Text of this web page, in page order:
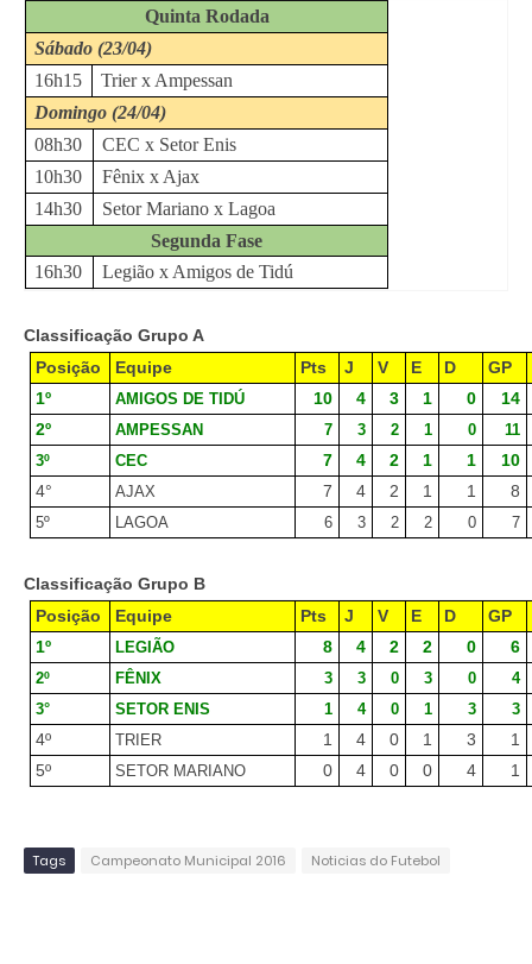
Quinta Rodada
Sábado (23/04)
16h15
Trier x Ampessan
Domingo (24/04)
08h30
CEC x Setor Enis
10h30
Fênix x Ajax
14h30
Setor Mariano x Lagoa
Segunda Fase
16h30
Legião x Amigos de Tidú
Classificação Grupo A
Posição
Equipe Pts J V E D
GP
1º
AMIGOS DE TIDÚ 10 4 3 1 0
14
2º
AMPESSAN 7 3 2 1 0
11
3º
CEC 7 4 2 1 1
10
4°
AJAX 7 4 2 1 1 8
5º LAGOA 6 3 2 2 0 7
Classificação Grupo B
Posição
Equipe Pts J V E D
GP
1º
LEGIÃO 8 4 2 2 0 6
2º FÊNIX 3 3 0 3 0
4
3°
SETOR ENIS 1 4 0 1 3 3
4º TRIER 1 4 0 1 3
1
5º
SETOR MARIANO 0 4 0 0 4 1
Tags Campeonato Municipal 2016 Noticias do Futebol